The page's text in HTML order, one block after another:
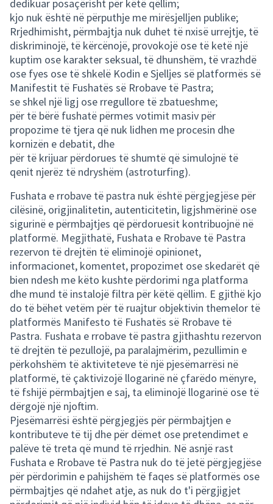
dedikuar posaçërisht për këtë qëllim;
kjo nuk është në përputhje me mirësjelljen publike;
Rrjedhimisht, përmbajtja nuk duhet të nxisë urrejtje, të
diskriminojë, të kërcënojë, provokojë ose të ketë një
kuptim ose karakter seksual, të dhunshëm, të vrazhdë
ose fyes ose të shkelë Kodin e Sjelljes së platformës së
Manifestit të Fushatës së Rrobave të Pastra;
se shkel një ligj ose rregullore të zbatueshme;
për të bërë fushatë përmes votimit masiv për
propozime të tjera që nuk lidhen me procesin dhe
kornizën e debatit, dhe
për të krijuar përdorues të shumtë që simulojnë të
qenit njerëz të ndryshëm (astroturfing).
Fushata e rrobave të pastra nuk është përgjegjëse për
cilësinë, origjinalitetin, autenticitetin, ligjshmërinë ose
sigurinë e përmbajtjes që përdoruesit kontribuojnë në
platformë. Megjithatë, Fushata e Rrobave të Pastra
rezervon të drejtën të eliminojë opinionet,
informacionet, komentet, propozimet ose skedarët që
bien ndesh me këto kushte përdorimi nga platforma
dhe mund të instalojë filtra për këtë qëllim. E gjithë kjo
do të bëhet vetëm për të ruajtur objektivin themelor të
platformës Manifesto të Fushatës së Rrobave të
Pastra. Fushata e rrobave të pastra gjithashtu rezervon
të drejtën të pezullojë, pa paralajmërim, pezullimin e
përkohshëm të aktiviteteve të një pjesëmarrësi në
platformë, të çaktivizojë llogarinë në çfarëdo mënyre,
të fshijë përmbajtjen e saj, ta eliminojë llogarinë ose të
dërgojë një njoftim.
Pjesëmarrësi është përgjegjës për përmbajtjen e
kontributeve të tij dhe për dëmet ose pretendimet e
palëve të treta që mund të rrjedhin. Në asnjë rast
Fushata e Rrobave të Pastra nuk do të jetë përgjegjëse
për përdorimin e pahijshëm të faqes së platformës ose
përmbajtjes që ndahet atje, as nuk do t'i përgjigjet